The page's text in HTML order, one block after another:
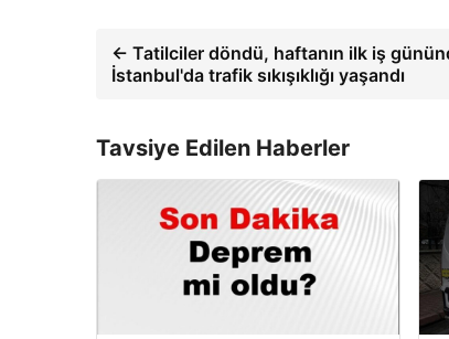
← Tatilciler döndü, haftanın ilk iş
İstanbul'da trafik sıkışıklığı yaşandı
Tavsiye Edilen Haberler